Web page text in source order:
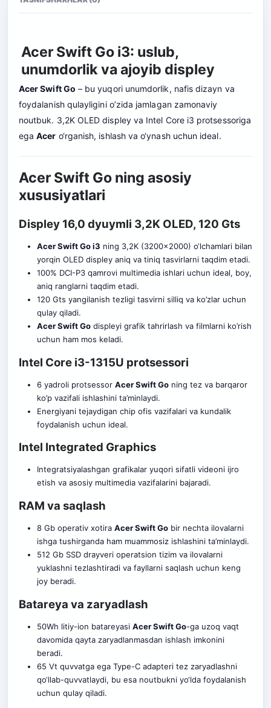
Acer Swift Go i3: uslub,
unumdorlik va ajoyib displey
Acer Swift Go – bu yuqori unumdorlik, nafis dizayn va
foydalanish qulayligini o’zida jamlagan zamonaviy
noutbuk. 3,2K OLED displey va Intel Core i3 protsessoriga
egaAcer o‘rganish, ishlash va o‘ynash uchun ideal.
Acer Swift Go ning asosiy
xususiyatlari
Displey 16,0 dyuymli 3,2K OLED, 120 Gts
Acer Swift Go i3 ning 3,2K (3200×2000) o‘lchamlari bilan
yorqin OLED displey aniq va tiniq tasvirlarni taqdim etadi.
100% DCI-P3 qamrovi multimedia ishlari uchun ideal, boy,
aniq ranglarni taqdim etadi.
120 Gts yangilanish tezligi tasvirni silliq va ko’zlar uchun
qulay qiladi.
Acer Swift Godispleyi grafik tahrirlash va filmlarni ko’rish
uchun ham mos keladi.
Intel Core i3-1315U protsessori
6 yadroli protsessor Acer Swift Goning tez va barqaror
ko’p vazifali ishlashini ta’minlaydi.
Energiyani tejaydigan chip ofis vazifalari va kundalik
foydalanish uchun ideal.
Intel Integrated Graphics
Integratsiyalashgan grafikalar yuqori sifatli videoni ijro
etish va asosiy multimedia vazifalarini bajaradi.
RAM va saqlash
8 Gb operativ xotira Acer Swift Gobir nechta ilovalarni
ishga tushirganda ham muammosiz ishlashini ta’minlaydi.
512 Gb SSD drayveri operatsion tizim va ilovalarni
yuklashni tezlashtiradi va fayllarni saqlash uchun keng
joy beradi.
Batareya va zaryadlash
50Wh litiy-ion batareyasi Acer Swift Go-ga uzoq vaqt
davomida qayta zaryadlanmasdan ishlash imkonini
beradi.
65 Vt quvvatga ega Type-C adapteri tez zaryadlashni
qo‘llab-quvvatlaydi, bu esa noutbukni yo‘lda foydalanish
uchun qulay qiladi.